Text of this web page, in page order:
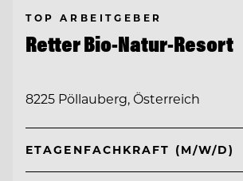
TOP ARBEITGEBER
Retter Bio-Natur-Resort
8225 Pöllauberg, Österreich
ETAGENFACHKRAFT (M/W/D)